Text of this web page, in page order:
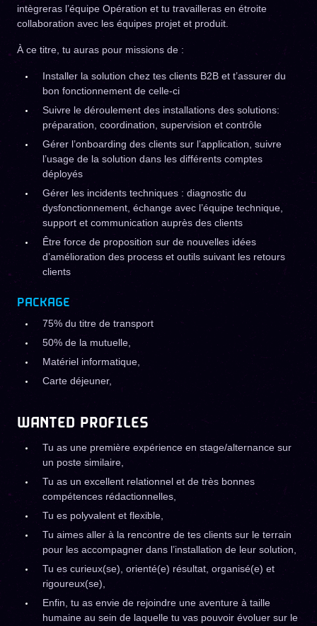
intègreras l’équipe Opération et tu travailleras en étroite
collaboration avec les équipes projet et produit.
À ce titre, tu auras pour missions de :
Installer la solution chez tes clients B2B et t’assurer du
bon fonctionnement de celle-ci
Suivre le déroulement des installations des solutions:
préparation, coordination, supervision et contrôle
Gérer l’onboarding des clients sur l’application, suivre
l’usage de la solution dans les différents comptes
déployés
Gérer les incidents techniques : diagnostic du
dysfonctionnement, échange avec l’équipe technique,
support et communication auprès des clients
Être force de proposition sur de nouvelles idées
d’amélioration des process et outils suivant les retours
clients
PACKAGE
75% du titre de transport
50% de la mutuelle,
Matériel informatique,
Carte déjeuner,
WANTED PROFILES
Tu as une première expérience en stage/alternance sur
un poste similaire,
Tu as un excellent relationnel et de très bonnes
compétences rédactionnelles,
Tu es polyvalent et flexible,
Tu aimes aller à la rencontre de tes clients sur le terrain
pour les accompagner dans l’installation de leur solution,
Tu es curieux(se), orienté(e) résultat, organisé(e) et
rigoureux(se),
Enfin, tu as envie de rejoindre une aventure à taille
humaine au sein de laquelle tu vas pouvoir évoluer sur le